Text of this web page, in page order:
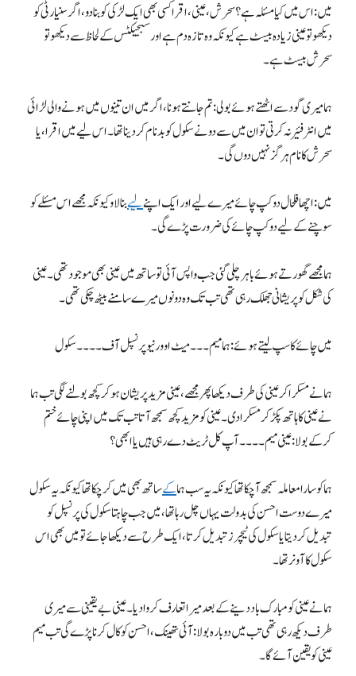
میں: اس میں کیا مسئلہ ہے؟ سحرش، عینی، اقرا کسی بھی ایک لڑکی کو بنا دو، اگر سنیارٹی کو
دیکھو تو عینی زیادہ بیسٹ ہے کیونکہ وہ تازہ دم ہے اور سبجیکٹس کے لحاظ سے دیکھو تو
سحرش بیسٹ ہے۔
ہما میری گود سے اٹھتے ہوئے بولی: تم جانتے ہو نا، اگر میں ان تینوں میں ہونے والی لڑائی
میں انٹرفئیر نہ کرتی تو ان میں سے دو نے سکول کو بدنام کردینا تھا۔ اس لیے میں اقرا، یا
سحرش کا نام ہرگز نہیں دوں گی۔
میں: اچھا فلحال دو کپ چائے میرے لیے اور ایک اپنےلیےبنا لاو کیونکہ مجھے اس مسئلے کو
سوچنے کے لیے دو کپ چائے کی ضرورت پڑے گی۔
ہما مجھے گھورتے ہوئے باہر چلی گئی جب واپس آئی تو ساتھ میں عینی بھی موجود تھی۔ عینی
کی شکل کو پریشانی جھلک رہی تھی تب تک وہ دونوں میرے سامنے بیٹھ چکی تھی۔
میں چائے کا سپ لیتے ہوئے: ہما میم۔۔۔ میٹ اوور نیو پرنسپل آف ۔۔۔۔ سکول
ہما نے مسکرا کر عینی کی طرف دیکھا پھر مجھے، عینی مزید پریشان ہوکر کچھ بولنے لگی تب ہما
نے عینی کا ہاتھ پکڑ کر مسکرا دی۔ عینی کو مزید کچھ سمجھ آتا تب تک میں اپنی چائے ختم
کرکے بولا: عینی میم۔۔۔۔ آپ کل ٹریٹ دے رہی ہیں یا ابھی؟
ہما کو سارا معاملہ سمجھ آچکا تھا کیونکہ یہ سب ہماکےساتھ بھی میں کرچکا تھا کیونکہ یہ سکول
میرے دوست احسن کی بدولت یہاں چل رہا تھا، میں جب چاہتا سکول کی پرنسپل کو
تبدیل کردیتا یا سکول کی ٹیچرز تبدیل کرتا، ایک طرح سے دیکھا جائے تو میں بھی اس
سکول کا آونرتھا۔
ہما نے عینی کو مبارک باد دینے کے بعد میرا تعارف کروادیا۔ عینی بے یقینی سے میری
طرف دیکھ رہی تھی تب میں دوبارہ بولا: آئی تھینک، احسن کو کال کرنا پڑے گی تب میم
عینی کو یقین آئے گا۔